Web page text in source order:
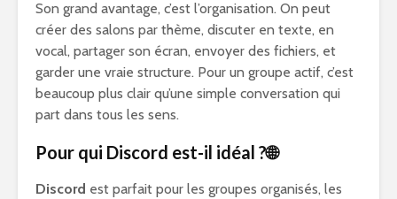
Son grand avantage, c’est l’organisation. On peut
créer des salons par thème, discuter en texte, en
vocal, partager son écran, envoyer des fichiers, et
garder une vraie structure. Pour un groupe actif, c’est
beaucoup plus clair qu’une simple conversation qui
part dans tous les sens.
Pour qui Discord est-il idéal ?🌐
Discord est parfait pour les groupes organisés, les